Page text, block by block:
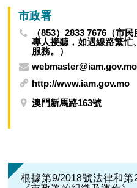
市政署
（853）2833 7676（市
專人接聽，如遇線路繁忙
服務。）
webmaster@iam.gov.mo
http://www.iam.gov.mo
澳門新馬路163號
根據第9/2018號法律和第